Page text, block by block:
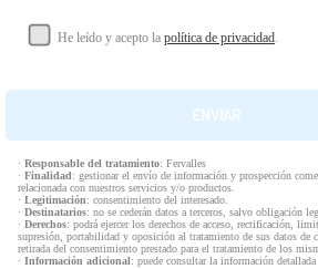
He leído y acepto la política de privacidad.
· Responsable del tratamiento: Fervalles
· Finalidad: gestionar el envío de información y prospección
relacionada con nuestros servicios y/o productos.
· Legitimación: consentimiento del interesado.
· Destinatarios: no se cederán datos a terceros, salvo obligación
· Derechos: podrá ejercer los derechos de acceso, rectificación,
supresión, portabilidad y oposición al tratamiento de sus datos de
retirada del consentimiento prestado para el tratamiento de los
· Información adicional: puede consultar la información